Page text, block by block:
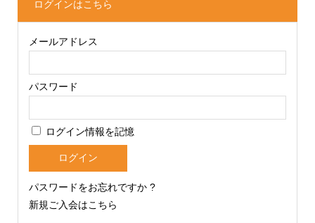
ログインはこちら
メールアドレス
パスワード
ログイン情報を記憶
パスワードをお忘れですか ?
新規ご入会はこちら